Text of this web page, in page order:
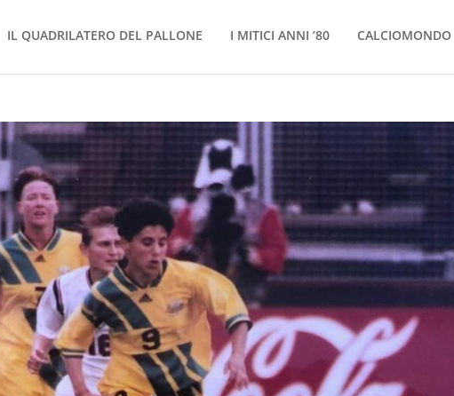
IL QUADRILATERO DEL PALLONE I MITICI ANNI ’80 CALCIOMONDO